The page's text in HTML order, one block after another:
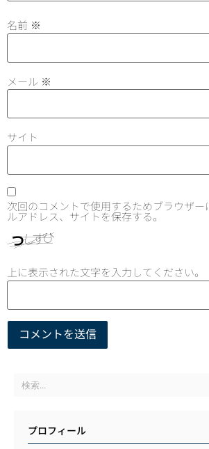
名前 ※
メール ※
サイト
次回のコメントで使用するためブラウザー
ルアドレス、サイトを保存する。
上に表示された文字を入力してください。
プロフィール